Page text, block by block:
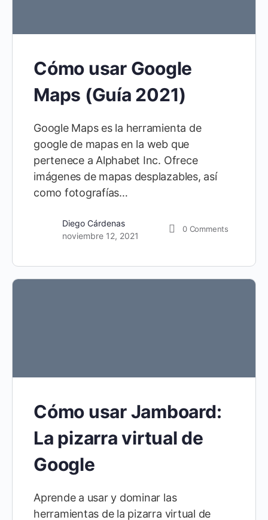
Cómo usar Google
Maps (Guía 2021)
Google Maps es la herramienta de
google de mapas en la web que
pertenece a Alphabet Inc. Ofrece
imágenes de mapas desplazables, así
como fotografías…
Diego Cárdenas
noviembre 12, 2021
0 Comments
Cómo usar Jamboard:
La pizarra virtual de
Google
Aprende a usar y dominar las
herramientas de la pizarra virtual de